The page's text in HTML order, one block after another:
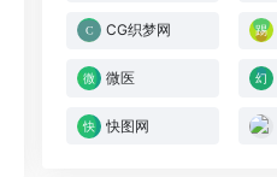
CG织梦网
微医
快图网